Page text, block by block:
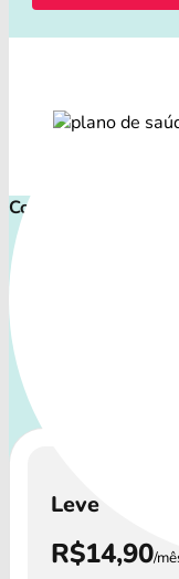
Comece proteger
Com uma
de pets: desde o
Leve
R$14,90/